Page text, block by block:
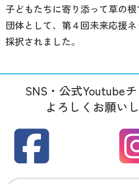
子どもたちに寄り添って草の
団体として、第４回未来応援
採択されました。
SNS・公式Youtube
よろしくお願い